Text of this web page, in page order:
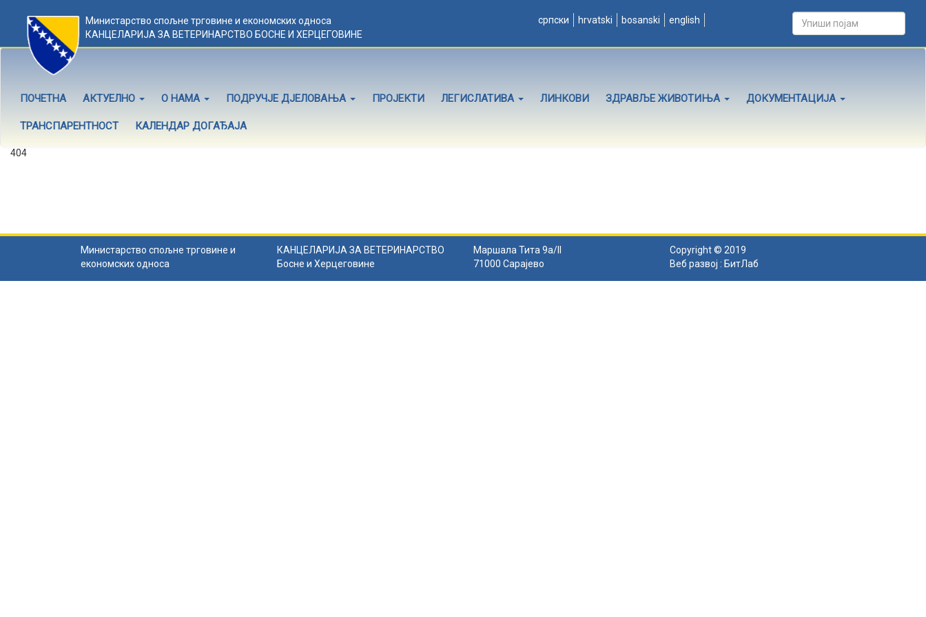
Министарство спољне трговине и економских односа
КАНЦЕЛАРИЈА ЗА ВЕТЕРИНАРСТВО БОСНЕ И ХЕРЦЕГОВИНЕ
српски hrvatski bosanski english
ПОЧЕТНА АКТУЕЛНО О НАМА ПОДРУЧЈЕ ДЈЕЛОВАЊА ПРОЈЕКТИ ЛЕГИСЛАТИВА ЛИНКОВИ ЗДРАВЉЕ ЖИВОТИЊА ДОКУМЕНТАЦИЈА
ТРАНСПАРЕНТНОСТ КАЛЕНДАР ДОГАЂАЈА
404
Министарство спољне трговине и
економских односа
КАНЦЕЛАРИЈА ЗА ВЕТЕРИНАРСТВО
Босне и Херцеговине
Маршала Тита 9а/II
71000 Сарајево
Copyright © 2019
Веб развој : БитЛаб